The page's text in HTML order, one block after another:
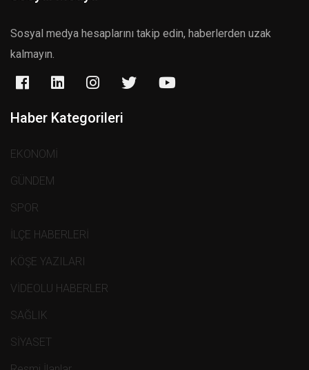
Sosyal medya hesaplarını takip edin, haberlerden uzak
kalmayın.
Haber Kategorileri
EKONOMİ
GÜNDEM
SPOR
İLÇE HABERLERİ
KÖŞE YAZILARI
VİDEOLU HABERLER
SAĞLIK
SİYASET